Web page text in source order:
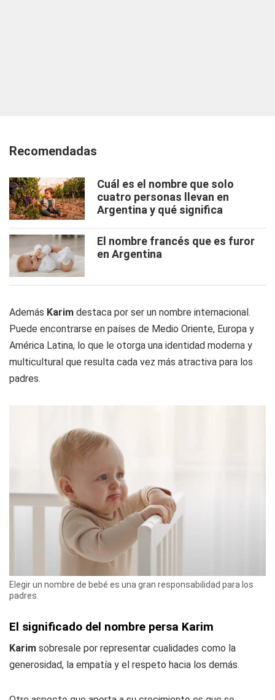
Recomendadas
Cuál es el nombre que solo
cuatro personas llevan en
Argentina y qué significa
El nombre francés que es furor
en Argentina
Además Karim destaca por ser un nombre internacional.
Puede encontrarse en países de Medio Oriente, Europa y
América Latina, lo que le otorga una identidad moderna y
multicultural que resulta cada vez más atractiva para los
padres.
Elegir un nombre de bebé es una gran responsabilidad para los
padres.
El significado del nombre persa Karim
Karim sobresale por representar cualidades como la
generosidad, la empatía y el respeto hacia los demás.